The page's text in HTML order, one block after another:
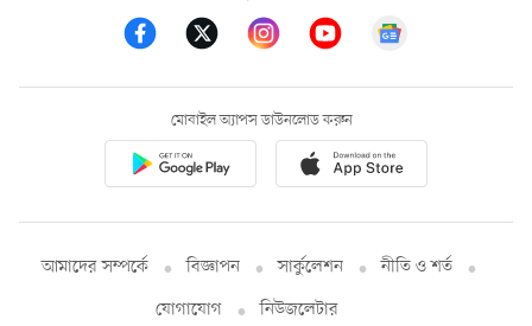
মোবাইল অ্যাপস ডাউনলোড করুন
আমাদের সম্পর্কে বিজ্ঞাপন সার্কুলেশন
নীতি ও শর্ত
যোগাযোগ
নিউজলেটার